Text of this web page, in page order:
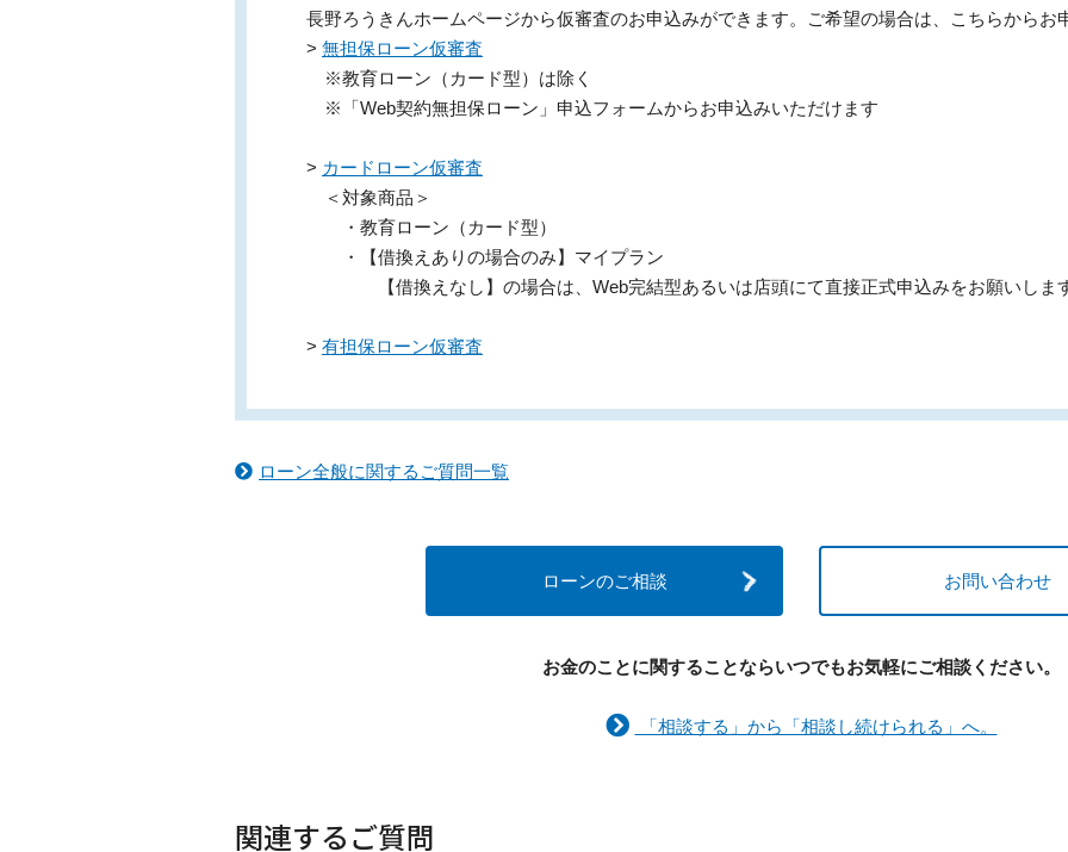
長野ろうきんホームページから仮審査のお申込みができます。ご希望の場合は、こちらからお
> 無担保ローン仮審査
※教育ローン（カード型）は除く
※「Web契約無担保ローン」申込フォームからお申込みいただけます
> カードローン仮審査
＜対象商品＞
・教育ローン（カード型）
・【借換えありの場合のみ】マイプラン
【借換えなし】の場合は、Web完結型あるいは店頭にて直接正式申込みをお願いしま
> 有担保ローン仮審査
ローン全般に関するご質問一覧
ローンのご相談 お問い合わせ
お金のことに関することならいつでもお気軽にご相談ください。
「相談する」から「相談し続けられる」へ。
関連するご質問